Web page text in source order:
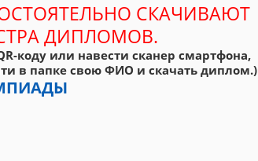
СКАЧИВАЮТ
ДИПЛОМОВ.
коду или навести сканер смартфона,
в папке свою ФИО и скачать диплом.)